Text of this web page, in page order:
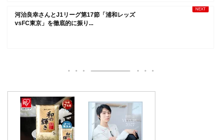
河治良幸さんとJ1リーグ第17節「浦和レッズ
vsFC東京」を徹底的に振り...